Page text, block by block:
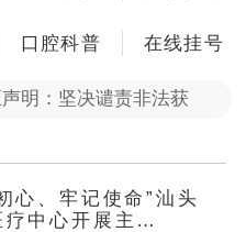
口腔科普 在线挂号
明：坚决谴责非法获
节假期门诊安排
秋国庆假期门诊安排
心、牢记使命”汕头
疗中心开展主…